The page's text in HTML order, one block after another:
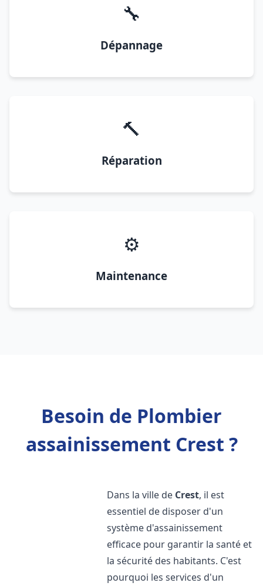
🔧
Dépannage
🔨
Réparation
⚙️
Maintenance
Besoin de Plombier
assainissement Crest ?
Dans la ville de Crest, il est
essentiel de disposer d'un
système d'assainissement
efficace pour garantir la santé et
la sécurité des habitants. C'est
pourquoi les services d'un